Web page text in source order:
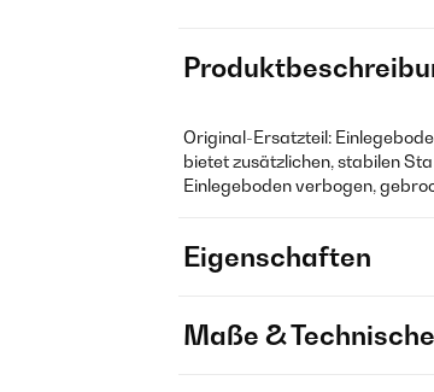
Original-Ersatzteil:
bietet zusätzlichen, stabilen
Einlegeboden verbogen,
Eigenschaften
Maße &